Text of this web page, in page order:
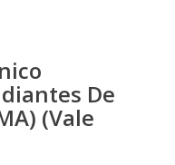
De
(Vale